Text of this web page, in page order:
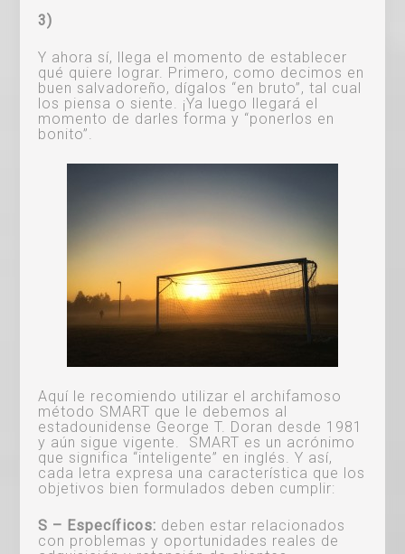
3)
Y ahora sí, llega el momento de establecer
qué quiere lograr. Primero, como decimos en
buen salvadoreño, dígalos “en bruto”, tal cual
los piensa o siente. ¡Ya luego llegará el
momento de darles forma y “ponerlos en
bonito”.
Aquí le recomiendo utilizar el archifamoso
método SMART que le debemos al
estadounidense George T. Doran desde 1981
y aún sigue vigente. SMART es un acrónimo
que significa “inteligente” en inglés. Y así,
cada letra expresa una característica que los
objetivos bien formulados deben cumplir:
S – Específicos: deben estar relacionados
con problemas y oportunidades reales de